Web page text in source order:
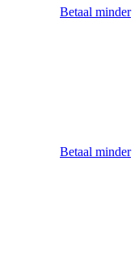
Betaal minder
Betaal minder